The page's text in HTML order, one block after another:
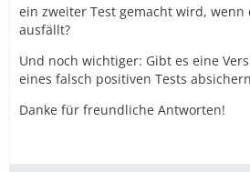
ein zweiter Test gemacht wird, wenn
ausfällt?
Und noch wichtiger: Gibt es eine
eines falsch positiven Tests
Danke für freundliche Antworten!